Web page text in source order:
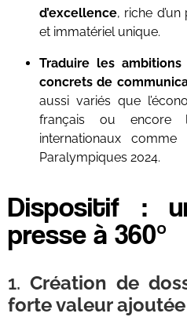
d’excellence, riche
et immatériel unique.
Traduire les
concrets de
aussi variés que
français ou encore
internationaux
Paralympiques 2024.
Dispositif :
presse à 360°
1. Création de
forte valeur ajoutée